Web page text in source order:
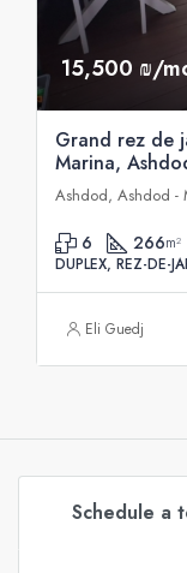
15,500 ₪/
Grand rez de
Marina,
Ashdod, Ashdod -
6 266m²
DUPLEX, REZ-DE-
Eli Guedj
Schedule a